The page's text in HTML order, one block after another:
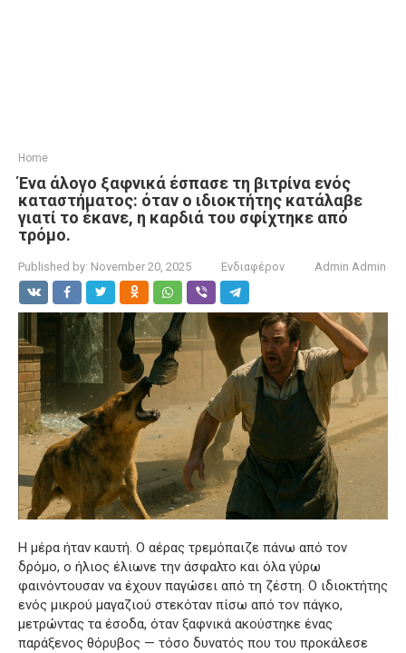
Home
Ένα άλογο ξαφνικά έσπασε τη βιτρίνα ενός
καταστήματος: όταν ο ιδιοκτήτης κατάλαβε
γιατί το έκανε, η καρδιά του σφίχτηκε από
τρόμο.
Published by: November 20, 2025 Ενδιαφέρον Admin Admin
Η μέρα ήταν καυτή. Ο αέρας τρεμόπαιζε πάνω από τον
δρόμο, ο ήλιος έλιωνε την άσφαλτο και όλα γύρω
φαινόντουσαν να έχουν παγώσει από τη ζέστη. Ο ιδιοκτήτης
ενός μικρού μαγαζιού στεκόταν πίσω από τον πάγκο,
μετρώντας τα έσοδα, όταν ξαφνικά ακούστηκε ένας
παράξενος θόρυβος — τόσο δυνατός που του προκάλεσε